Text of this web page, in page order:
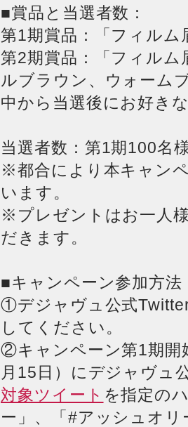
■賞品と当選者数：
第1期賞品：「フィル
第2期賞品：「フィル
ルブラウン、ウォーム
中から当選後にお好き
当選者数：第1期100名
※都合により本キャン
います。
※プレゼントはお一人
だきます。
■キャンペーン参加方法
①デジャヴュ公式
してください。
②キャンペーン第1期開
月15日）にデジャヴュ
対象ツイート を指定の
ー」、「#アッシュオ